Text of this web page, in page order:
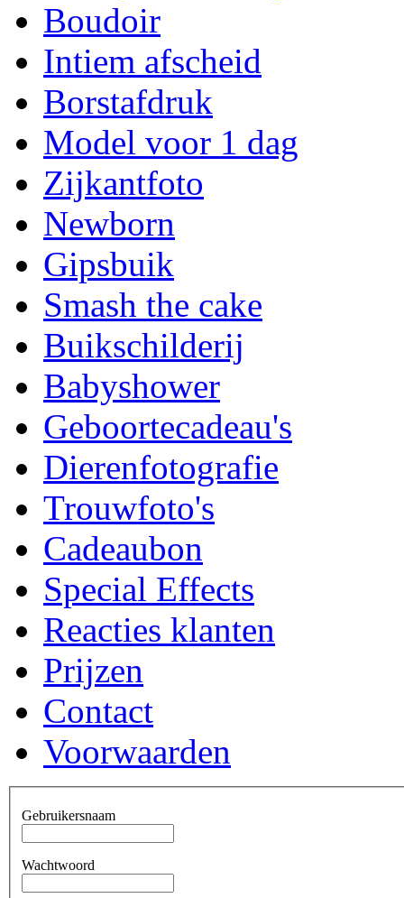
Boudoir
Intiem afscheid
Borstafdruk
Model voor 1 dag
Zijkantfoto
Newborn
Gipsbuik
Smash the cake
Buikschilderij
Babyshower
Geboortecadeau's
Dierenfotografie
Trouwfoto's
Cadeaubon
Special Effects
Reacties klanten
Prijzen
Contact
Voorwaarden
Gebruikersnaam
Wachtwoord